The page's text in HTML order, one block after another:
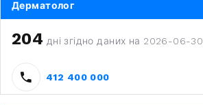
Дерматолог
204 дні згідно даних на 2026-06-30
412 400 000